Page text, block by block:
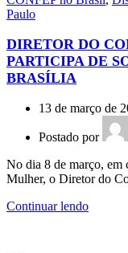
Paulo
DIRETOR DO
PARTICIPA DE
BRASÍLIA
13 de março de
Postado por
No dia 8 de março, em
Mulher, o Diretor do
Continuar lendo